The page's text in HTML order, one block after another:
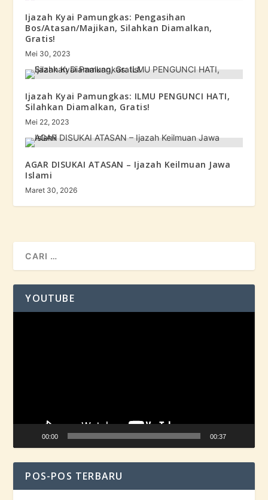
Ijazah Kyai Pamungkas: Pengasihan
Bos/Atasan/Majikan, Silahkan Diamalkan,
Gratis!
Mei 30, 2023
Ijazah Kyai Pamungkas: ILMU PENGUNCI HATI,
Silahkan Diamalkan, Gratis!
Mei 22, 2023
AGAR DISUKAI ATASAN – Ijazah Keilmuan Jawa
Islami
Maret 30, 2026
YOUTUBE
00:00 00:37
POS-POS TERBARU